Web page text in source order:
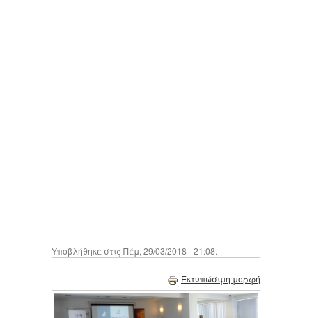
Υποβλήθηκε στις Πέμ, 29/03/2018 - 21:08.
Εκτυπώσιμη μορφή